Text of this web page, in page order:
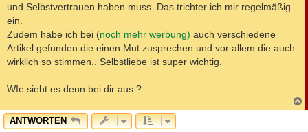
und Selbstvertrauen haben muss. Das trichter ich mir regelmäßig
ein.
Zudem habe ich bei (noch mehr werbung) auch verschiedene
Artikel gefunden die einen Mut zusprechen und vor allem die auch
wirklich so stimmen.. Selbstliebe ist super wichtig.
WIe sieht es denn bei dir aus ?
a
ANTWORTEN